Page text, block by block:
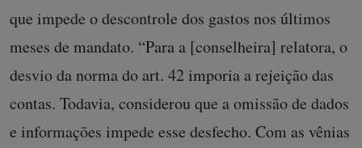
que impede o descontrole dos gastos nos últimos
meses de mandato. “Para a [conselheira] relatora, o
desvio da norma do art. 42 imporia a rejeição das
contas. Todavia, considerou que a omissão de dados
e informações impede esse desfecho. Com as vênias